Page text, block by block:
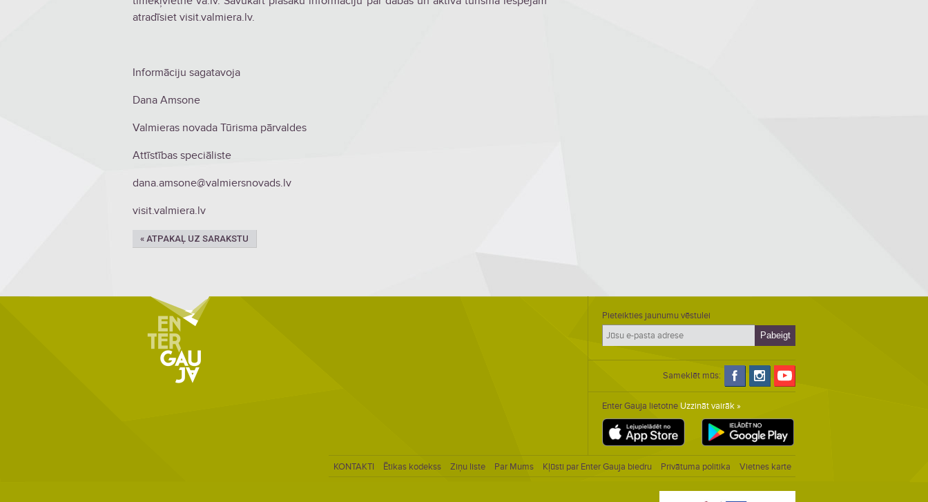
atradīsiet visit.valmiera.lv.
Informāciju sagatavoja
Dana Amsone
Valmieras novada Tūrisma pārvaldes
Attīstības speciāliste
dana.amsone@valmiersnovads.lv
visit.valmiera.lv
« ATPAKAĻ UZ SARAKSTU
Pieteikties jaunumu vēstulei
Sameklēt mūs:
Enter Gauja lietotne Uzzināt vairāk »
KONTAKTI Ētikas kodekss Ziņu liste Par Mums Kļūsti par Enter Gauja biedru Privātuma politika Vietnes karte